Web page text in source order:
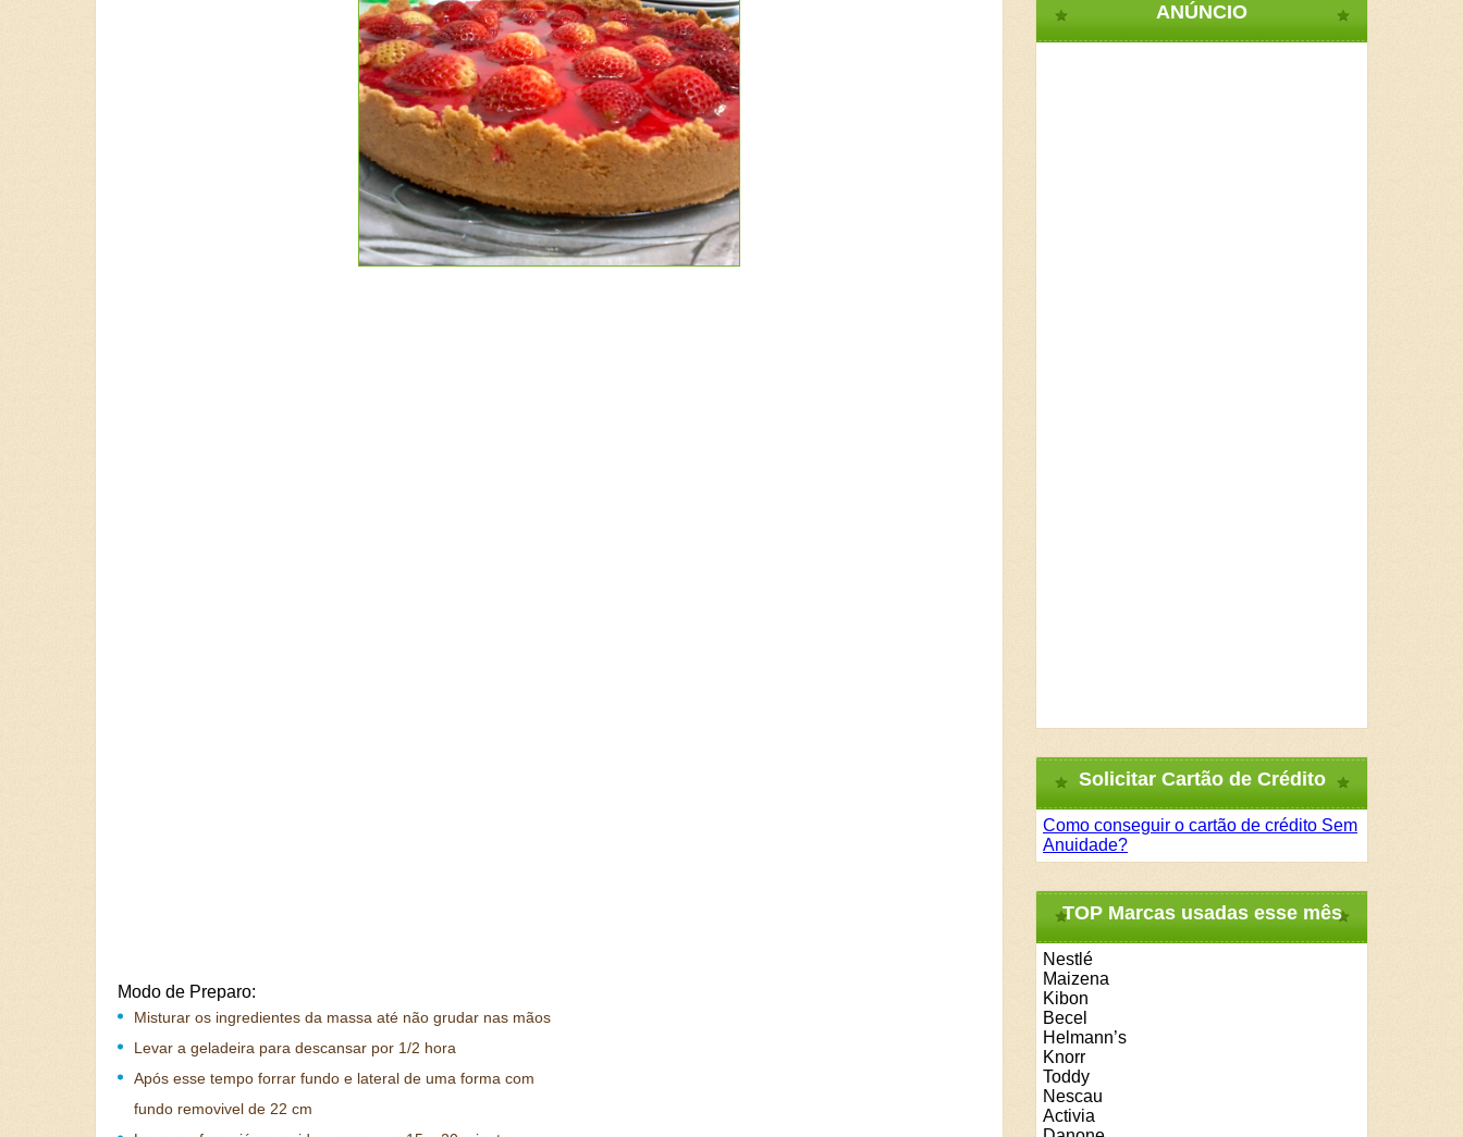
Modo de Preparo:
Misturar os ingredientes da massa até não grudar nas mãos
Levar a geladeira para descansar por 1/2 hora
Após esse tempo forrar fundo e lateral de uma forma com
fundo removivel de 22 cm
ANÚNCIO
Solicitar Cartão de Crédito
Como conseguir o cartão de crédito Sem
Anuidade?
TOP Marcas usadas esse mês
Nestlé
Maizena
Kibon
Becel
Helmann’s
Knorr
Toddy
Nescau
Activia